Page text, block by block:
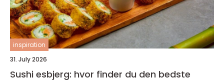
inspiration
31. July 2026
Sushi esbjerg: hvor finder du den bedste